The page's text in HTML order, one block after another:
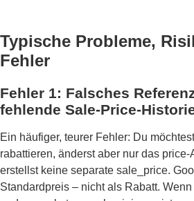
Typische Probleme,
Fehler
Fehler 1: Falsches
fehlende Sale-Price-
Ein häufiger, teurer Fehler: Du
rabattieren, änderst aber nur das price-
erstellst keine separate sale_price.
Standardpreis – nicht als Rabatt.